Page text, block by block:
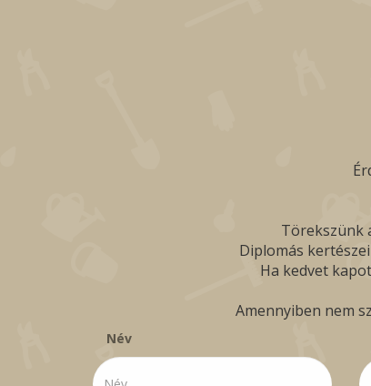
Törekszünk
Diplomás
Ha kedvet
Amennyiben nem
Név